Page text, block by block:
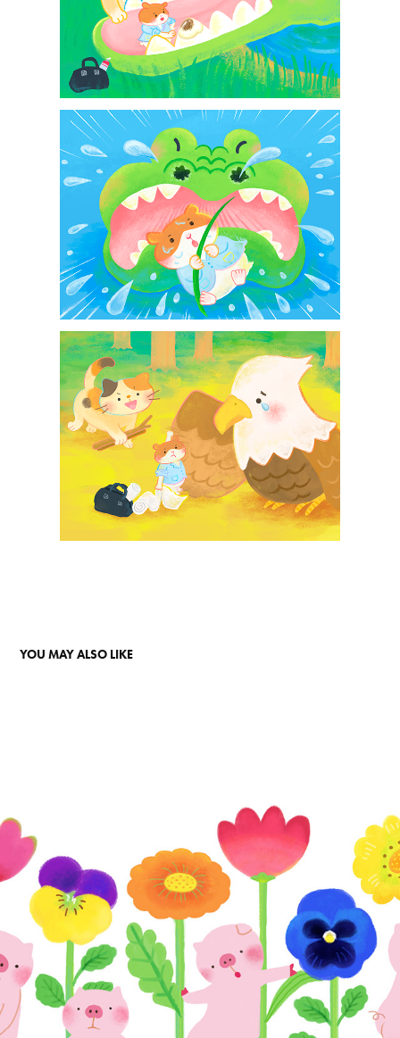
YOU MAY ALSO LIKE
PIGLET IN THE GARDEN
2019